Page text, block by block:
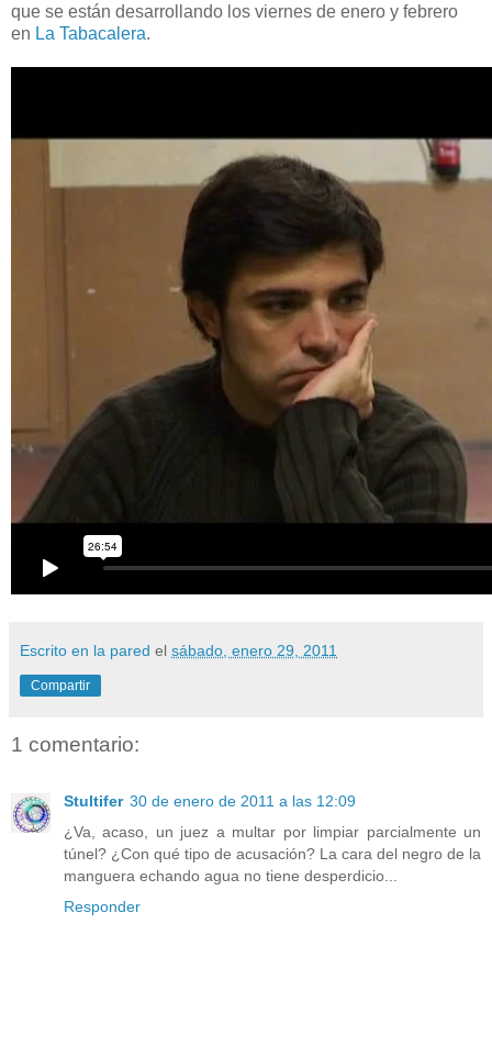
que se están desarrollando los viernes de enero y febrero
en La Tabacalera.
Escrito en la pared el sábado, enero 29, 2011
Compartir
1 comentario:
Stultifer 30 de enero de 2011 a las 12:09
¿Va, acaso, un juez a multar por limpiar parcialmente un
túnel? ¿Con qué tipo de acusación? La cara del negro de la
manguera echando agua no tiene desperdicio...
Responder